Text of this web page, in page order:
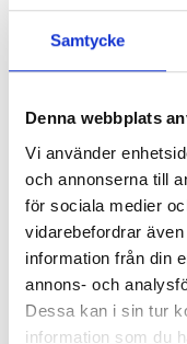
Samtycke
Denna webbplats
Vi använder
och annonserna till
för sociala medier
vidarebefordrar
information från din
annons- och
Dessa kan i sin tur
information som du
violinist vid
Conservatoire de
hon bland annat
Filharmonikerna.
Hösten 2021
där hon dirigerade
sedan pandemin.
mentordirigent vid
2019 tilldelades
Crusellstipendium